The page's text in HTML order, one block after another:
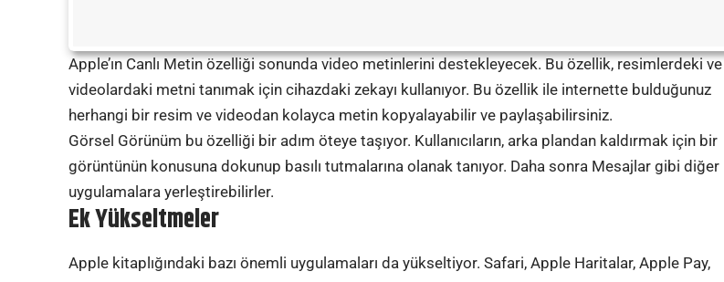
Apple’ın Canlı Metin özelliği sonunda video metinlerini destekleyecek. Bu özellik, resimlerdeki ve
videolardaki metni tanımak için cihazdaki zekayı kullanıyor. Bu özellik ile internette bulduğunuz
herhangi bir resim ve videodan kolayca metin kopyalayabilir ve paylaşabilirsiniz.
Görsel Görünüm bu özelliği bir adım öteye taşıyor. Kullanıcıların, arka plandan kaldırmak için bir
görüntünün konusuna dokunup basılı tutmalarına olanak tanıyor. Daha sonra Mesajlar gibi diğer
uygulamalara yerleştirebilirler.
Ek Yükseltmeler
Apple kitaplığındaki bazı önemli uygulamaları da yükseltiyor. Safari, Apple Haritalar, Apple Pay,